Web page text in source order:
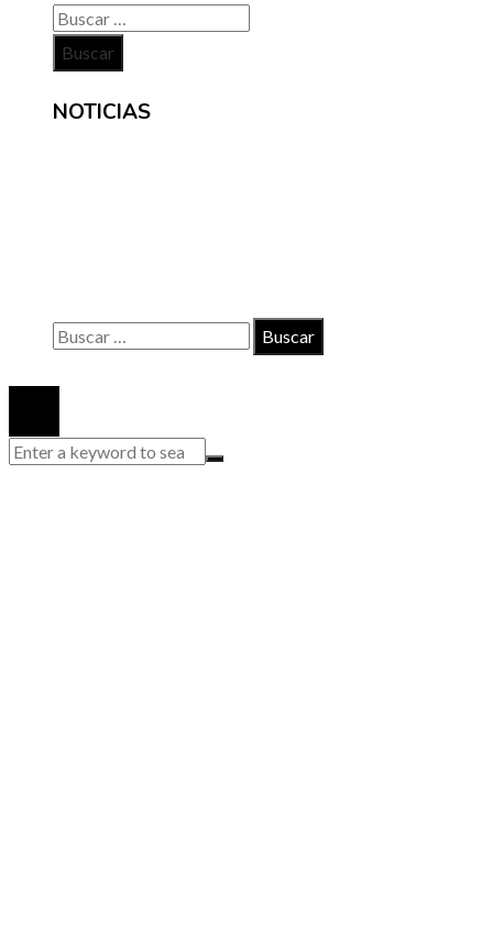
Buscar:
NOTICIAS
Buscar: